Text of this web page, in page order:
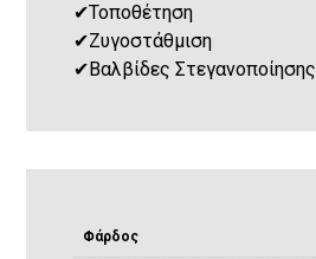
✔Τοποθέτηση
✔Ζυγοστάθμιση
✔ Βαλβίδες Στεγανοποίησης
Φάρδος